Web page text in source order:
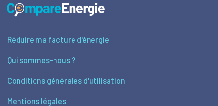
Réduire ma facture d'énergie
Qui sommes-nous ?
Conditions générales d'utilisation
Mentions légales